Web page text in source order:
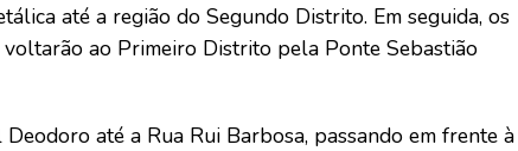
até a região do Segundo Distrito. Em seguida, os
ao Primeiro Distrito pela Ponte Sebastião
até a Rua Rui Barbosa, passando em frente à